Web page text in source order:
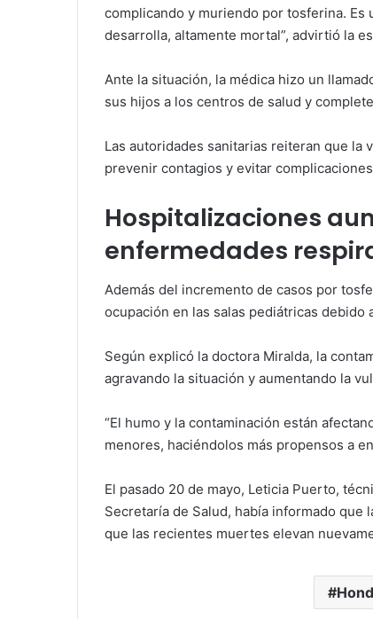
complicando y muriendo por tosferina. Es
desarrolla, altamente mortal”, advirtió la
Ante la situación, la médica hizo un
sus hijos a los centros de salud y
Las autoridades sanitarias reiteran que la
prevenir contagios y evitar
Hospitalizaciones
enfermedades
Además del incremento de casos por
ocupación en las salas pediátricas
Según explicó la doctora Miralda, la
agravando la situación y aumentando la
“El humo y la contaminación están
menores, haciéndolos más propensos a
El pasado 20 de mayo, Leticia Puerto,
Secretaría de Salud, había informado que
que las recientes muertes elevan